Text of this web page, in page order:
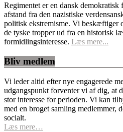
Regimentet er en dansk demokratisk
afstand fra den nazistiske
politisk ekstremisme. Vi beskæftiger
de tyske tropper ud fra en historisk
formidlingsinteresse. Læs mere...
Bliv medlem
Vi leder altid efter nye engagerede
udgangspunkt forventer vi af dig, at
stor interesse for perioden. Vi kan
med en broget samling medlemmer,
socialt.
Læs mere…